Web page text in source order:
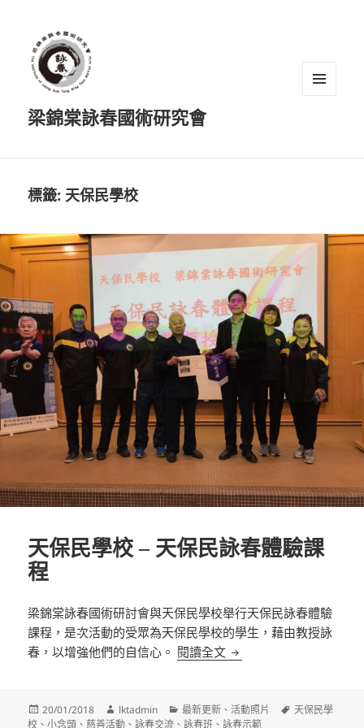
梁錦棠詠春國術研究會
標籤: 天保民學校
天保民學校 – 天保民詠春體驗課
程
梁錦棠詠春國術研討會與天保民學校舉行天保民詠春體驗
課程，是次活動的受眾為天保民學校的學生，藉由教授詠
春，以增強他們的自信心。 閱讀全文 天保民學校 – 天保民詠
發
佈
20/01/2018
作
者
lktadmin
分
類
最新更新 、活動照片
標
天保民學
校 、小念頭 、慈善活動 、詠春交流 、詠春班 、詠春示範